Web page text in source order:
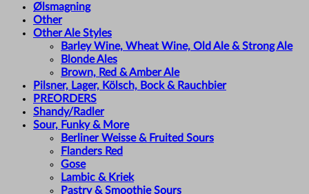
Ølsmagning
Other
Other Ale Styles
Barley Wine, Wheat Wine, Old Ale & Strong Ale
Blonde Ales
Brown, Red & Amber Ale
Pilsner, Lager, Kölsch, Bock & Rauchbier
PREORDERS
Shandy/Radler
Sour, Funky & More
Berliner Weisse & Fruited Sours
Flanders Red
Gose
Lambic & Kriek
Pastry & Smoothie Sours